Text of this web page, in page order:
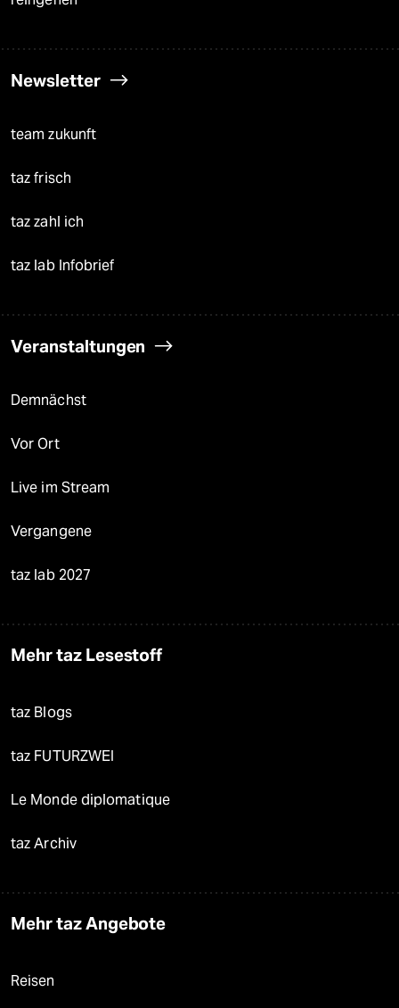
Newsletter
team zukunft
taz frisch
taz zahl ich
taz lab Infobrief
Veranstaltungen
Demnächst
Vor Ort
Live im Stream
Vergangene
taz lab 2027
Mehr taz Lesestoff
taz Blogs
taz FUTURZWEI
Le Monde diplomatique
taz Archiv
Mehr taz Angebote
Reisen